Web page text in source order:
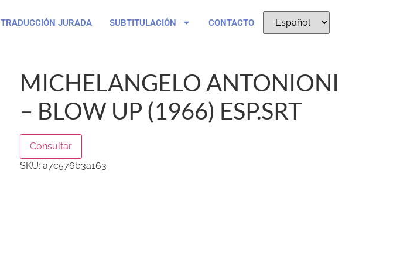
TRADUCCIÓN JURADA SUBTITULACIÓN CONTACTO
MICHELANGELO ANTONIONI
– BLOW UP (1966) ESP.SRT
Consultar
SKU: a7c576b3a163